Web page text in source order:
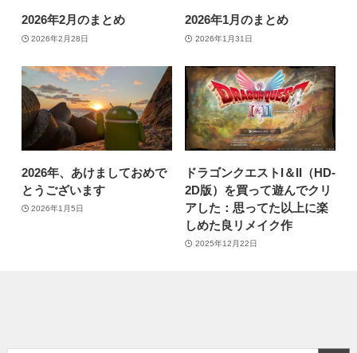
2026年2月のまとめ
2026年2月28日
2026年1月のまとめ
2026年1月31日
2026年、あけましておめで
とうございます
2026年1月5日
ドラゴンクエストI＆II（HD-
2D版）を買って遊んでクリ
アした：思ってた以上に楽
しめた良リメイク作
2025年12月22日